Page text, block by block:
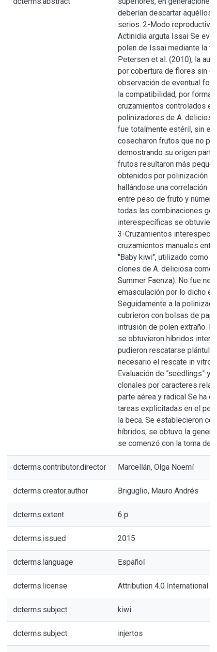
deberían descartar aquéllos
serios. 2-Modo
Actinidia arguta Issai Se
polen de Issai mediante la
Petersen et al. (2010), la
por cobertura de flores sin
observación de eventual
la compatibilidad, por
cruzamientos controlados
polinizadores de A.
fue totalmente estéril, sin
cosecharon frutos que no
demostrando su origen
frutos resultaron más
obtenidos por polinización
hallándose una correlación
entre peso de fruto y
todas las combinaciones
interespecíficas se
3-Cruzamientos
cruzamientos manuales
"Baby kiwi", utilizado como
clones de A. deliciosa como
Summer Faenza). No fue
emasculación por lo dicho
Seguidamente a la
cubrieron con bolsas de
intrusión de polen extraño.
se obtuvieron híbridos
pudieron rescatarse
necesario el rescate in vitro
Evaluación de “seedlings” y
clonales por caracteres
parte aérea y radical Se ha
tareas explicitadas en el
la beca. Se establecieron
híbridos, se obtuvo la
se comenzó con la toma de
dcterms.contributor.director Marcellán, Olga Noemí
dcterms.creator.author Briguglio, Mauro Andrés
dcterms.extent 6 p.
dcterms.issued 2015
dcterms.language Español
dcterms.license Attribution 4.0 International
dcterms.subject kiwi
dcterms.subject injertos